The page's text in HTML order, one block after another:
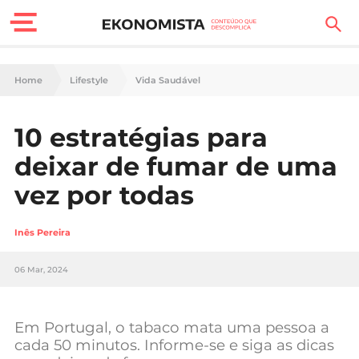
Finanças Pessoais
Carreira
Casa
Lifestyle
Sociedade
Negócios
Home Lifestyle Vida Saudável
10 estratégias para
deixar de fumar de uma
vez por todas
Inês Pereira
06 Mar, 2024
Em Portugal, o tabaco mata uma pessoa a
cada 50 minutos. Informe-se e siga as dicas